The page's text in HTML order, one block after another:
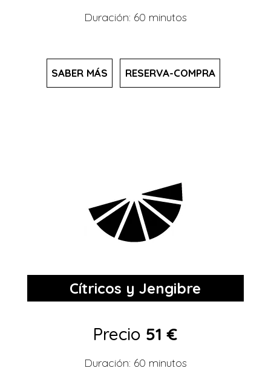
Duración: 60 minutos
SABER MÁS RESERVA-COMPRA
Cítricos y Jengibre
Precio 51 €
Duración: 60 minutos